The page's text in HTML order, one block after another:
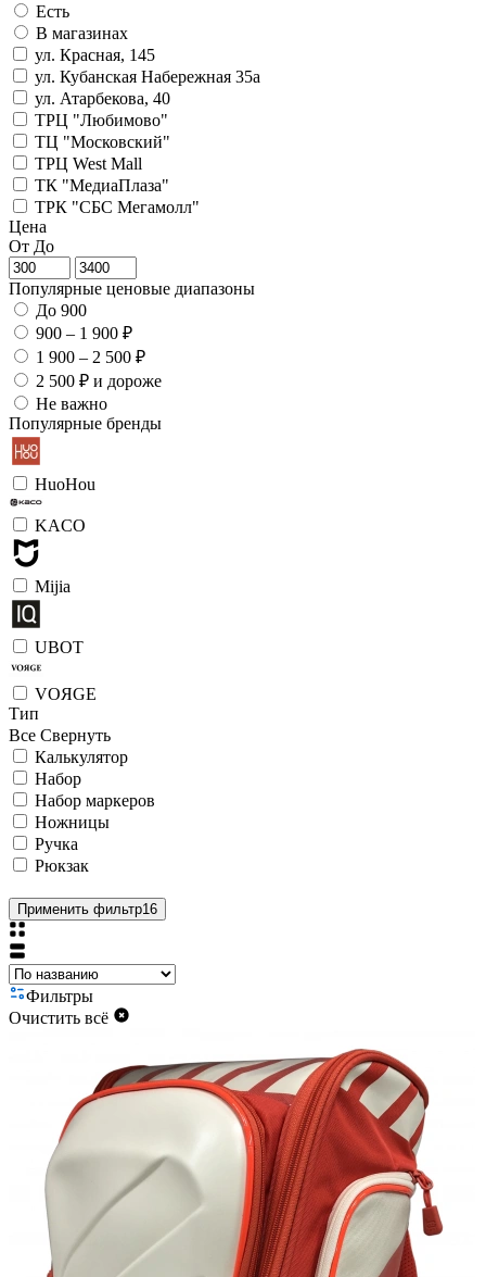
Есть
В магазинах
ул. Красная, 145
ул. Кубанская Набережная 35а
ул. Атарбекова, 40
ТРЦ "Любимово"
ТЦ "Московский"
ТРЦ West Mall
ТК "МедиаПлаза"
ТРК "СБС Мегамолл"
Цена
От До
Популярные ценовые диапазоны
До 900
900 – 1 900 ₽
1 900 – 2 500 ₽
2 500 ₽ и дороже
Не важно
Популярные бренды
HuoHou
KACO
Mijia
UBOT
VOЯGE
Тип
Все Свернуть
Калькулятор
Набор
Набор маркеров
Ножницы
Ручка
Рюкзак
Применить фильтр16
Фильтры
Очистить всё